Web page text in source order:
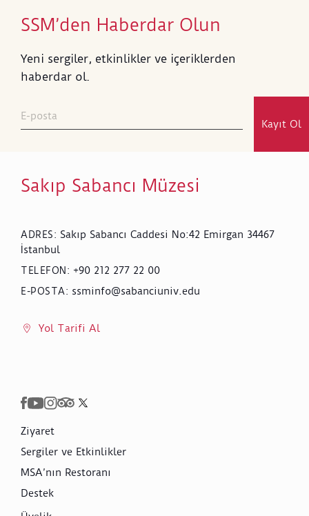
SSM’den Haberdar Olun
Yeni sergiler, etkinlikler ve içeriklerden
haberdar ol.
Kayıt Ol
Sakıp Sabancı Müzesi
ADRES: Sakıp Sabancı Caddesi No:42 Emirgan 34467
İstanbul
TELEFON : +90 212 277 22 00
E-POSTA: ssminfo@sabanciuniv.edu
Yol Tarifi Al
Ziyaret
Sergiler ve Etkinlikler
MSA’nın Restoranı
Destek